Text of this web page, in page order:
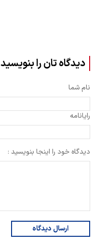
دیدگاه تان را بنویسید
نام شما
رایانامه
دیدگاه خود را اینجا بنویسید :
ارسال دیدگاه